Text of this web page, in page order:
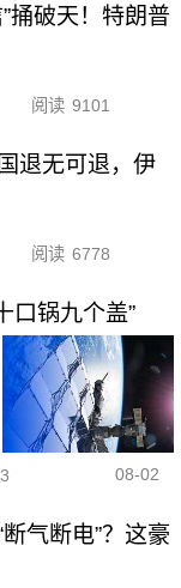
捅破天！特朗普
阅读 9101
退无可退，伊
阅读 6778
口锅九个盖”
08-02
气断电”？这豪